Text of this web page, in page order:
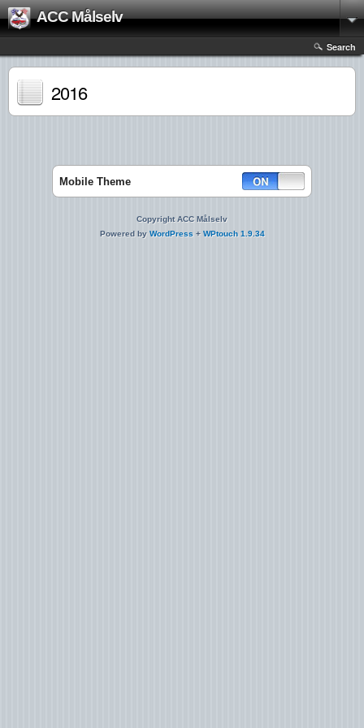
ACC Målselv
Search
2016
Mobile Theme
Copyright ACC Målselv
Powered by WordPress + WPtouch 1.9.34